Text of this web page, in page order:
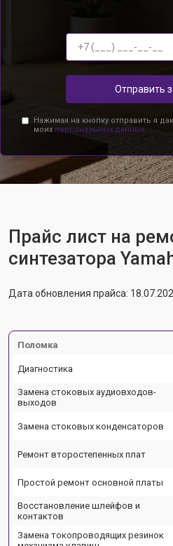
Отправить
Нажимая на кнопку отправить я
моих персональных данных.
Прайс лист на
синтезатора
Дата обновления прайса:
Поломка
Диагностика
Замена стоковых аудиовходов-
выходов
Замена стоковых конденсаторов
Ремонт второстепенных плат
Простой ремонт основной платы
Восстановление шлейфов и
контактов
Замена токопроводящих резинок